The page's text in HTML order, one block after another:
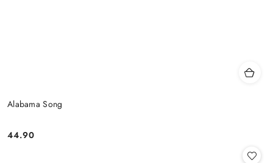
Alabama Song
Cena:
44.90